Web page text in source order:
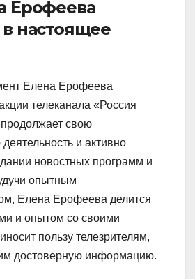
Ерофеева
в настоящее
Елена Ерофеева
телеканала «Россия
свою
и активно
новостных программ и
опытным
Елена Ерофеева делится
и опытом со своими
пользу телезрителям,
достоверную информацию.